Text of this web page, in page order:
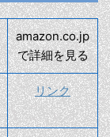
amazon.co.jp
で詳細を見る
リンク